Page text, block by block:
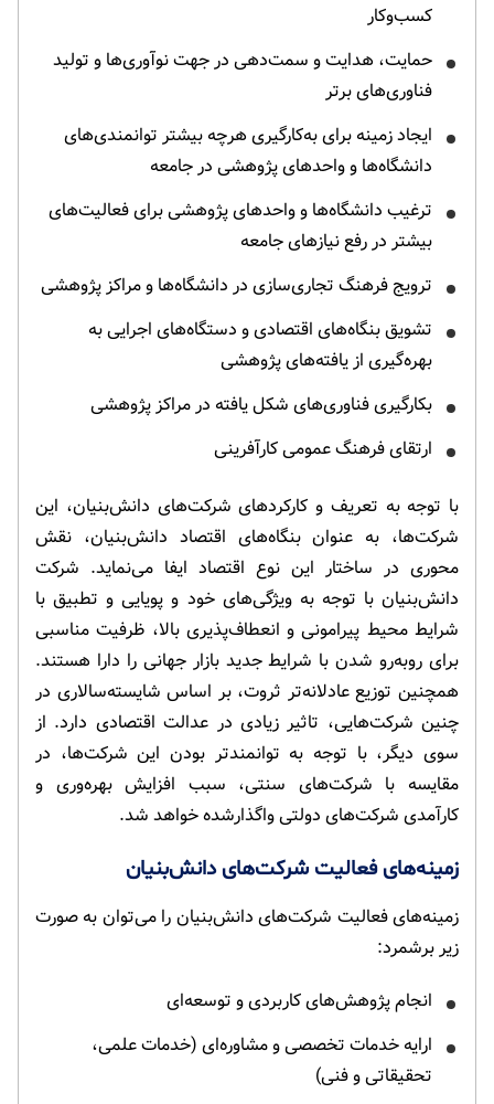
کسب‌وکار
حمایت، هدایت و سمت‌دهی در جهت نوآوری‌ها و تولید
فناوری‌های برتر
ایجاد زمینه برای به‌کارگیری هرچه بیشتر توانمندی‌های
دانشگاه‌ها و واحدهای پژوهشی در جامعه
ترغیب دانشگاه‌ها و واحدهای پژوهشی برای فعالیت‌های
بیشتر در رفع نیازهای جامعه
ترویج فرهنگ تجاری‌سازی در دانشگاه‌ها و مراکز پژوهشی
تشویق بنگاه‌های اقتصادی و دستگاه‌های اجرایی به
بهره‌گیری از یافته‌های پژوهشی
بکارگیری فناوری‌های شکل یافته در مراکز پژوهشی
ارتقای فرهنگ عمومی کارآفرینی
با توجه به تعریف و کارکردهای شرکت‌های دانش‌بنیان، این
شرکت‌ها، به عنوان بنگاه‌های اقتصاد دانش‌بنیان، نقش
محوری در ساختار این نوع اقتصاد ایفا می‌نماید. شرکت
دانش‌بنیان با توجه به ویژگی‌های خود و پویایی و تطبیق با
شرایط محیط پیرامونی و انعطاف‌پذیری بالا، ظرفیت مناسبی
برای روبه‌رو شدن با شرایط جدید بازار جهانی را دارا هستند.
همچنین توزیع عادلانه‌تر ثروت، بر اساس شایسته‌سالاری در
چنین شرکت‌هایی، تاثیر زیادی در عدالت اقتصادی دارد. از
سوی دیگر، با توجه به توانمندتر بودن این شرکت‌ها، در
مقایسه با شرکت‌های سنتی، سبب افزایش بهره‌وری و
کارآمدی شرکت‌های دولتی واگذارشده خواهد شد.
زمینه‌‌های فعالیت شرکت‌های دانش‌‌بنیان
زمینه‌‌های فعالیت شرکت‌های دانش‌‌بنیان را می‌توان به صورت
زیر برشمرد:
انجام پژوهش‌‌های کاربردی و توسعه‌‌ای
ارایه خدمات تخصصی و مشاوره‌‌ای (خدمات علمی،‌
تحقیقاتی و فنی)